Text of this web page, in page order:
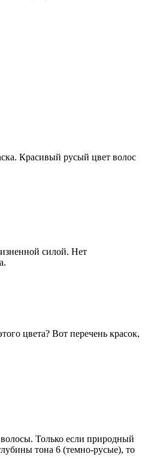
Красивый русый цвет волос
силой. Нет
цвета? Вот перечень красок,
Только если природный
тона 6 (темно-русые), то